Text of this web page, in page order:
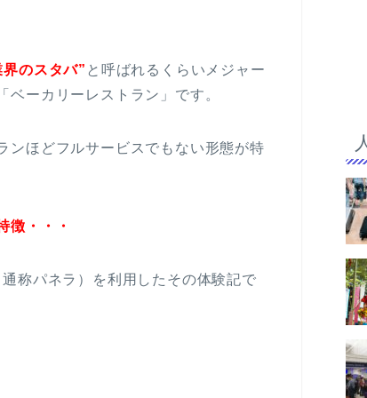
界のスタバ” と呼ばれるくらいメジャー
ーカリーレストラン」です。
ンほどフルサービスでもない形態が特
徴・・・
称パネラ）を利用したその体験記で